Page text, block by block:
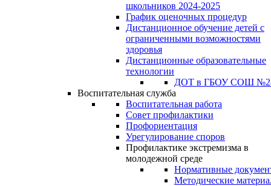
школьников 2024-2025
График оценочных процедур
Дистанционное обучение детей с
ограниченными возможностями
здоровья
Дистанционные образовательные
технологии
ДОТ в ГБОУ СОШ
Воспитательная служба
Воспитательная работа
Совет профилактики
Профориентация
Урегулирование споров
Профилактике экстремизма в
молодежной среде
Нормативные
Методические